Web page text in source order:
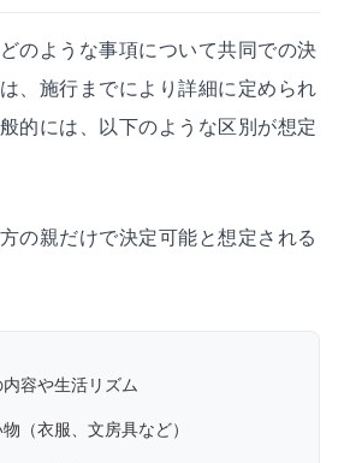
のような事項について共同での決
、施行までにより詳細に定められ
的には、以下のような区別が想定
の親だけで決定可能と想定される
容や生活リズム
（衣服、文房具など）